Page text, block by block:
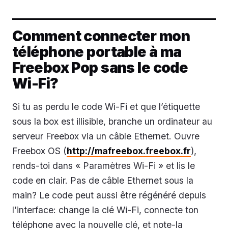
Comment connecter mon
téléphone portable à ma
Freebox Pop sans le code
Wi-Fi?
Si tu as perdu le code Wi-Fi et que l’étiquette
sous la box est illisible, branche un ordinateur au
serveur Freebox via un câble Ethernet. Ouvre
Freebox OS (http://mafreebox.freebox.fr),
rends-toi dans « Paramètres Wi-Fi » et lis le
code en clair. Pas de câble Ethernet sous la
main? Le code peut aussi être régénéré depuis
l’interface: change la clé Wi-Fi, connecte ton
téléphone avec la nouvelle clé, et note-la